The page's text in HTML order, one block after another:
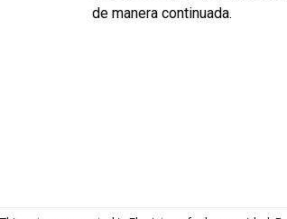
de manera continuada.